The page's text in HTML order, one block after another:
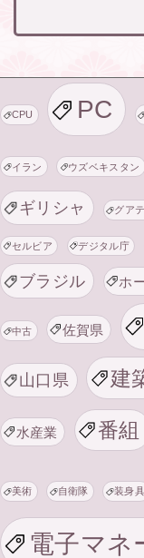
CPU PC
イラン ウズベキスタン
ギリシャ グア
セルビア デジタル庁
ブラジル ホ
中古 佐賀県
山口県 建
水産業 番組
美術 自衛隊 装身具
電子マネ